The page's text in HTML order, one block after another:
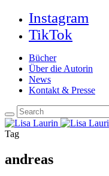
Instagram
TikTok
Bücher
Über die Autorin
News
Kontakt & Presse
Tag
andreas